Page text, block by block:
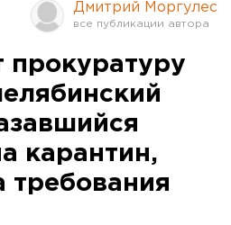
Оренбург
Дмитрий Моргулес
карантин,
требования